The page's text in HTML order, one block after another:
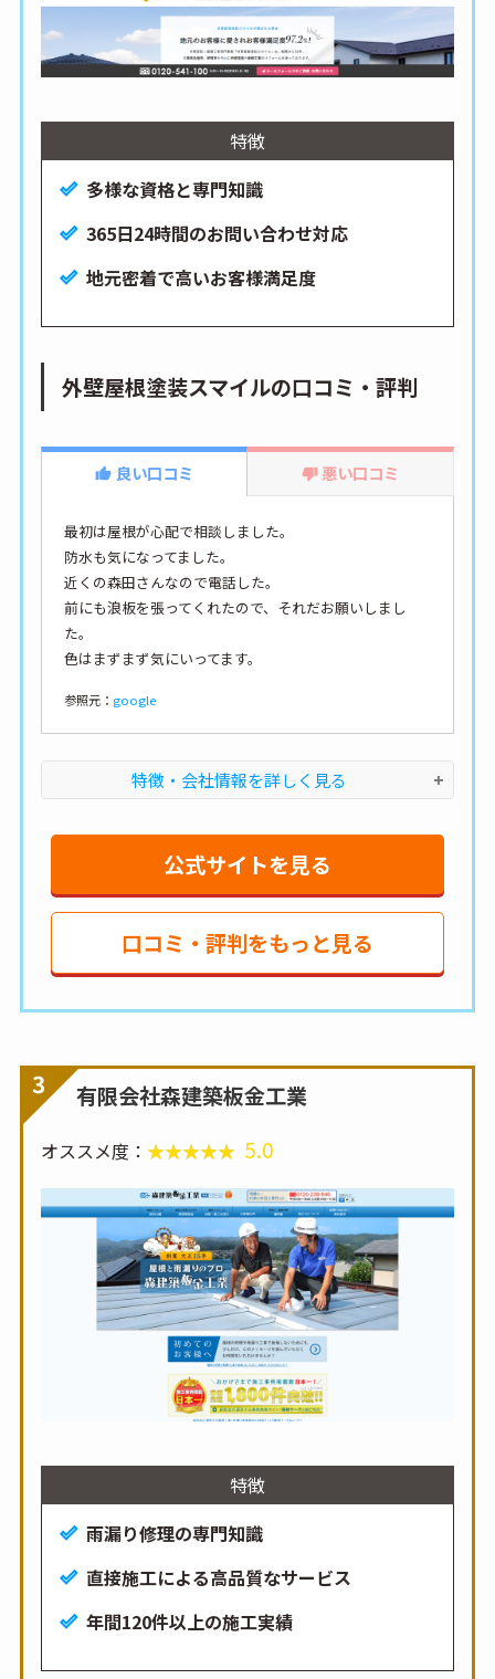
特徴
多様な資格と専門知識
365日24時間のお問い合わせ対応
地元密着で高いお客様満足度
外壁屋根塗装スマイルの口コミ・評判
良い口コミ 悪い口コミ
最初は屋根が心配で相談しました。
防水も気になってました。
近くの森田さんなので電話した。
前にも浪板を張ってくれたので、それだお願いしまし
た。
色はまずまず気にいってます。
参照元： google
特徴・会社情報を詳しく見る
公式サイトを見る
口コミ・評判をもっと見る
3 有限会社森建築板金工業
オススメ度： 5.0
特徴
雨漏り修理の専門知識
直接施工による高品質なサービス
年間120件以上の施工実績